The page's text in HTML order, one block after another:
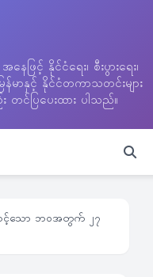
ဖြင့် နိုင်ငံရေး၊ စီးပွားရေး၊
န်မာနှင့် နိုင်ငံတကာသတင်းများ
ပြပေးထား ပါသည်။
င့်သော ဘဝအတွက် ၂၇